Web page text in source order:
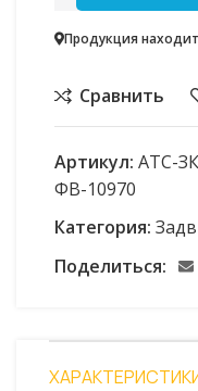
Продукция
Сравнить
Артикул: АТС-
ФВ-10970
Категория:
Поделиться: